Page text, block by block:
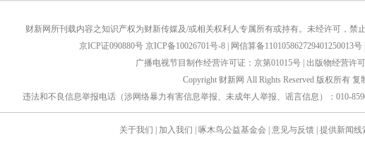
财新网所刊载内容之知识产权为财新传媒及/或相关权利人专属所有或持有。未经许可，禁
京ICP证090880号 京ICP备10026701号-8 网信算备110105862729401250013号
广播电视节目制作经营许可证：京第01015号 出版物经营许
Copyright 财新网 All Rights Reserved 版权所有 复
违法和不良信息举报电话（涉网络暴力有害信息举报、未成年人举报、谣言信息）：010-
关于我们 加入我们 啄木鸟公益基金会 意见与反馈 提供新闻线